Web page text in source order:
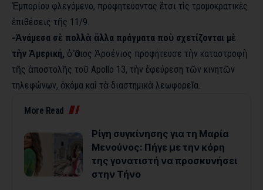
Ἐμπορίου φλεγόμενο, προφητεύοντας ἔτσι τὶς τρομοκρατικὲς
ἐπιθέσεις τῆς 11/9.
-Ἀνάμεσα σὲ πολλὰ ἄλλα πράγματα ποὺ σχετίζονται μὲ
τὴν Ἀμερική, ὁ Ὅσιος Ἀρσένιος προφήτευσε τὴν καταστροφὴ
τῆς ἀποστολῆς τοῦ Apollo 13, τὴν ἐφεύρεση τῶν κινητῶν
τηλεφώνων, ἀκόμα καὶ τὰ διαστημικὰ λεωφορεῖα.
More Read
Ρίγη συγκίνησης για τη Μαρία
Μενούνος: Πήγε με την κόρη
της γονατιστή να προσκυνήσει
στην Τήνο